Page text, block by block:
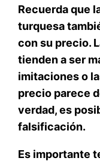
Recuerda que
turquesa
con su precio.
tienden a ser
imitaciones o
precio parece
verdad, es
falsificación.
Es importante